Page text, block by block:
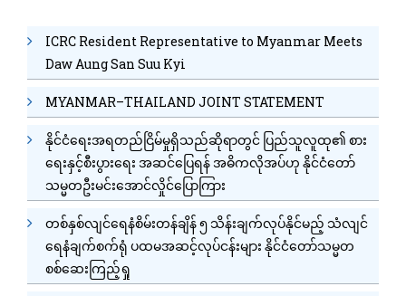
ICRC Resident Representative to Myanmar Meets
Daw Aung San Suu Kyi
MYANMAR–THAILAND JOINT STATEMENT
နိုင်ငံရေးအရတည်ငြိမ်မှုရှိသည်ဆိုရာတွင် ပြည်သူလူထု၏ စား
ရေးနှင့်စီးပွားရေး အဆင်ပြေရန် အဓိကလိုအပ်ဟု နိုင်ငံတော်
သမ္မတဦးမင်းအောင်လှိုင်ပြောကြား
တစ်နှစ်လျင်ရေနံစိမ်းတန်ချိန် ၅ သိန်းချက်လုပ်နိုင်မည့် သံလျင်
ရေနံချက်စက်ရုံ ပထမအဆင့်လုပ်ငန်းများ နိုင်ငံတော်သမ္မတ
စစ်ဆေးကြည့်ရှု